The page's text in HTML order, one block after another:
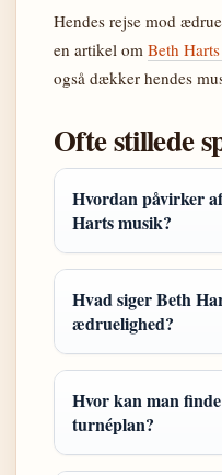
Hendes rejse mod
en artikel om Beth
også dækker hendes
Ofte stillede
Hvordan påvirker
Harts musik?
Hvad siger Beth
ædruelighed?
Hvor kan man
turnéplan?